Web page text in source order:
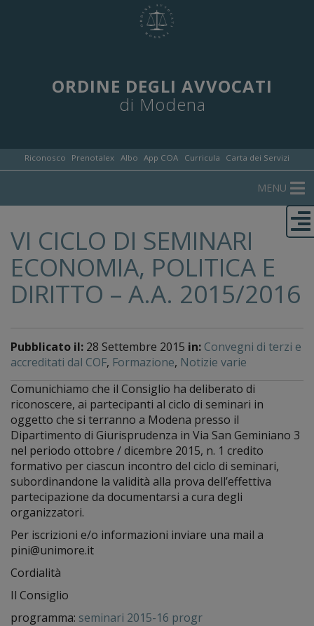
ORDINE DEGLI AVVOCATI
di Modena
Riconosco Prenotalex Albo App COA Curricula Carta dei Servizi
MENU
VI CICLO DI SEMINARI
ECONOMIA, POLITICA E
DIRITTO – A.A. 2015/2016
Pubblicato il: 28 Settembre 2015 in: Convegni di terzi e
accreditati dal COF, Formazione, Notizie varie
Comunichiamo che il Consiglio ha deliberato di
riconoscere, ai partecipanti al ciclo di seminari in
oggetto che si terranno a Modena presso il
Dipartimento di Giurisprudenza in Via San Geminiano 3
nel periodo ottobre / dicembre 2015, n. 1 credito
formativo per ciascun incontro del ciclo di seminari,
subordinandone la validità alla prova dell’effettiva
partecipazione da documentarsi a cura degli
organizzatori.
Per iscrizioni e/o informazioni inviare una mail a
pini@unimore.it
Cordialità
Il Consiglio
programma: seminari 2015-16 progr